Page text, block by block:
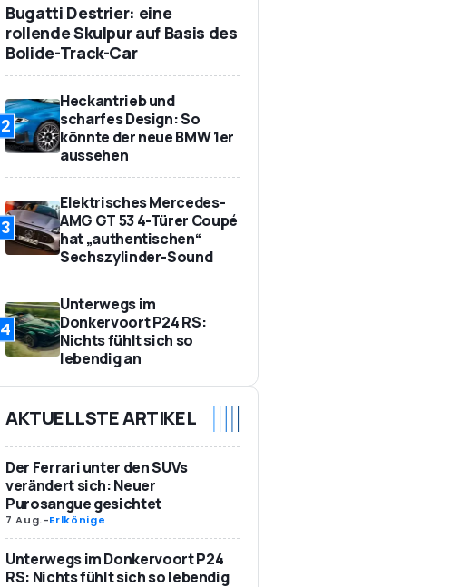
Bugatti Destrier: eine
rollende Skulpur auf Basis des
Bolide-Track-Car
2
Heckantrieb und
scharfes Design: So
könnte der neue BMW 1er
aussehen
3
Elektrisches Mercedes-
AMG GT 53 4-Türer Coupé
hat „authentischen“
Sechszylinder-Sound
4
Unterwegs im
Donkervoort P24 RS:
Nichts fühlt sich so
lebendig an
AKTUELLSTE ARTIKEL
Der Ferrari unter den SUVs
verändert sich: Neuer
Purosangue gesichtet
7 Aug.-Erlkönige
Unterwegs im Donkervoort P24
RS: Nichts fühlt sich so lebendig